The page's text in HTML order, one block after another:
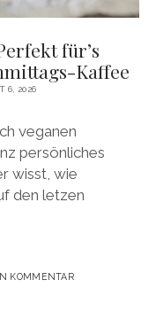
für’s
Kaffee
6, 2026
veganen
persönliches
wisst, wie
den letzen
KOMMENTAR